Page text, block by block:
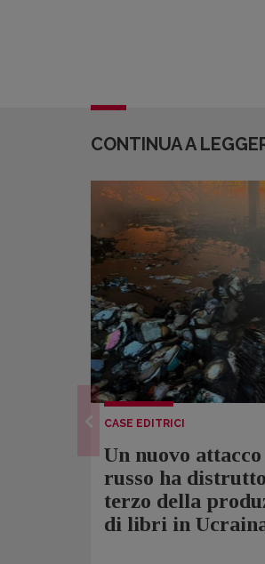
CONTINUA A
CASE EDITRICI
Un nuovo attacco
russo ha
terzo della
di libri in